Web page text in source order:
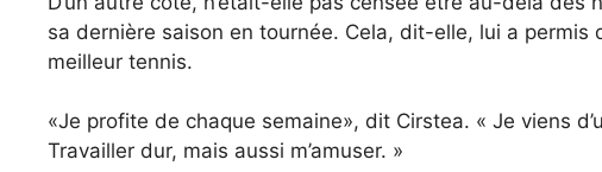
sa dernière saison en tournée. Cela, dit-elle, lui a permis
meilleur tennis.
«Je profite de chaque semaine», dit Cirstea. « Je viens
Travailler dur, mais aussi m’amuser. »